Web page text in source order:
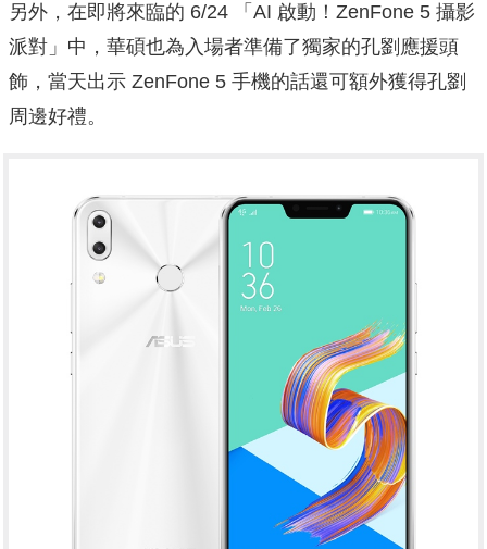
另外，在即將來臨的 6/24 「AI 啟動！ZenFone 5 攝影
派對」中，華碩也為入場者準備了獨家的孔劉應援頭
飾，當天出示 ZenFone 5 手機的話還可額外獲得孔劉
周邊好禮。